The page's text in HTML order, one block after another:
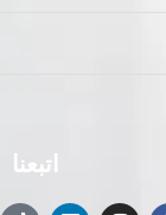
اتبعنا